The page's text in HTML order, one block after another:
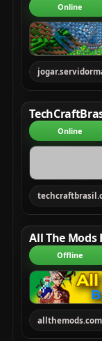
Online
Online
All The Mods
Offline